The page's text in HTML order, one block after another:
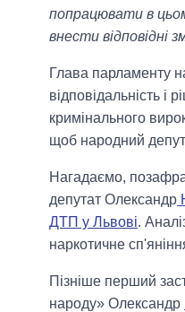
попрацювати в
внести відповідні
Глава парламенту
відповідальність і
кримінального
щоб народний
Нагадаємо,
депутат Олександр
ДТП у Львові.
наркотичне
Пізніше перший
народу» Олександр